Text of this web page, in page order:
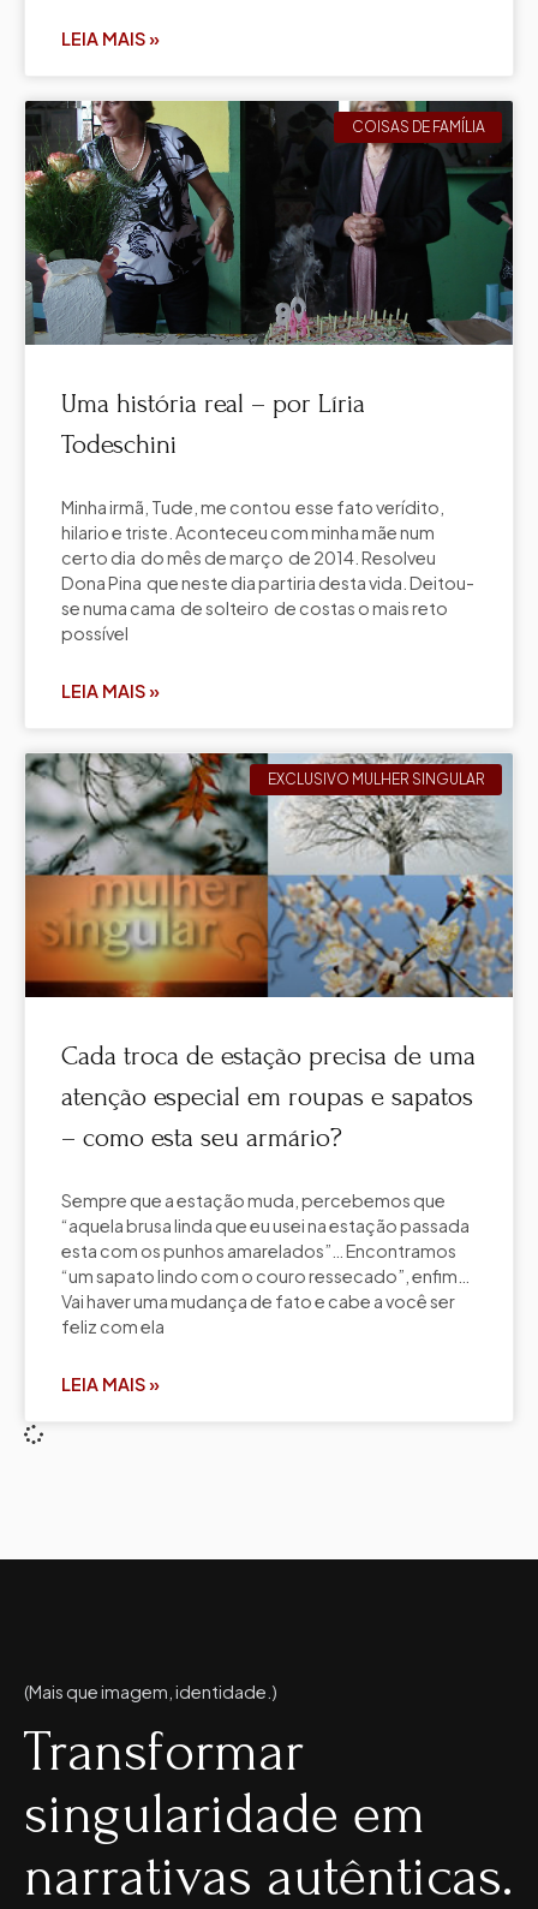
LEIA MAIS »
COISAS DE FAMÍLIA
Uma história real – por Líria
Todeschini
Minha irmã, Tude, me contou esse fato verídito,
hilario e triste. Aconteceu com minha mãe num
certo dia do mês de março de 2014. Resolveu
Dona Pina que neste dia partiria desta vida. Deitou-
se numa cama de solteiro de costas o mais reto
possível
LEIA MAIS »
EXCLUSIVO MULHER SINGULAR
Cada troca de estação precisa de uma
atenção especial em roupas e sapatos
– como esta seu armário?
Sempre que a estação muda, percebemos que
“aquela brusa linda que eu usei na estação passada
esta com os punhos amarelados”… Encontramos
“um sapato lindo com o couro ressecado”, enfim…
Vai haver uma mudança de fato e cabe a você ser
feliz com ela
LEIA MAIS »
(Mais que imagem, identidade.)
Transformar
singularidade em
narrativas autênticas.